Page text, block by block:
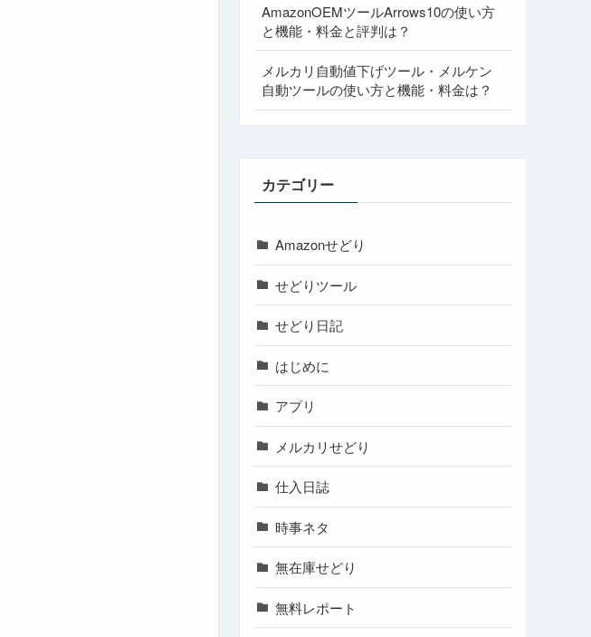
AmazonOEMツールArrows10の使い方
と機能・料金と評判は？
メルカリ自動値下げツール・メルケン
自動ツールの使い方と機能・料金は？
カテゴリー
Amazonせどり
せどりツール
せどり日記
はじめに
アプリ
メルカリせどり
仕入日誌
時事ネタ
無在庫せどり
無料レポート